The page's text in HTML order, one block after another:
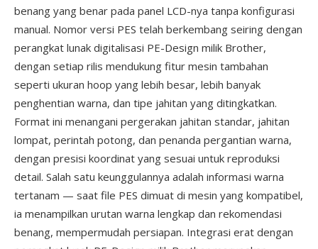
benang yang benar pada panel LCD-nya tanpa konfigurasi
manual. Nomor versi PES telah berkembang seiring dengan
perangkat lunak digitalisasi PE-Design milik Brother,
dengan setiap rilis mendukung fitur mesin tambahan
seperti ukuran hoop yang lebih besar, lebih banyak
penghentian warna, dan tipe jahitan yang ditingkatkan.
Format ini menangani pergerakan jahitan standar, jahitan
lompat, perintah potong, dan penanda pergantian warna,
dengan presisi koordinat yang sesuai untuk reproduksi
detail. Salah satu keunggulannya adalah informasi warna
tertanam — saat file PES dimuat di mesin yang kompatibel,
ia menampilkan urutan warna lengkap dan rekomendasi
benang, mempermudah persiapan. Integrasi erat dengan